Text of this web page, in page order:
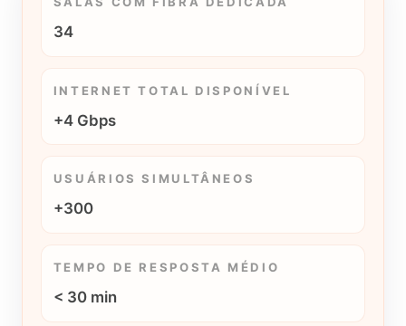
34
INTERNET TOTAL DISPONÍVEL
+4 Gbps
USUÁRIOS SIMULTÂNEOS
+300
TEMPO DE RESPOSTA MÉDIO
< 30 min